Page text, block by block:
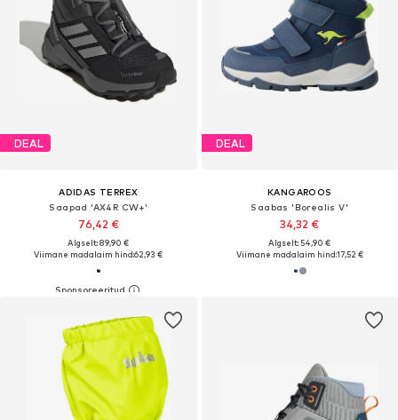
DEAL
ADIDAS TERREX
Saapad 'AX4R CW+'
76,42 €
Algselt: 89,90 €
Viimane madalaim hind:62,93 €
DEAL
KANGAROOS
Saabas 'Borealis V'
34,32 €
Algselt: 54,90 €
Viimane madalaim hind:17,52 €